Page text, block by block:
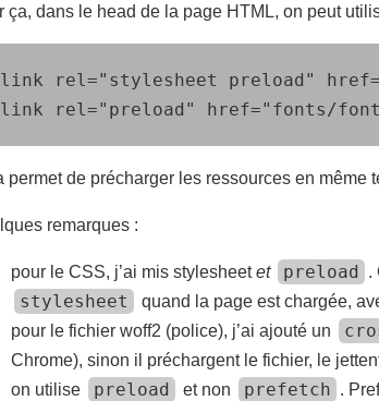
ça, dans le head de la page HTML, on peut
rel="stylesheet preload"
rel="preload" href="fonts/
permet de précharger les ressources en même
remarques :
pour le CSS, j’ai mis stylesheetet preload .
stylesheet quand la page est chargée,
pour le fichier woff2 (police), j’ai ajouté un
Chrome), sinon il préchargent le fichier, le
on utilise
preload et non prefetch .